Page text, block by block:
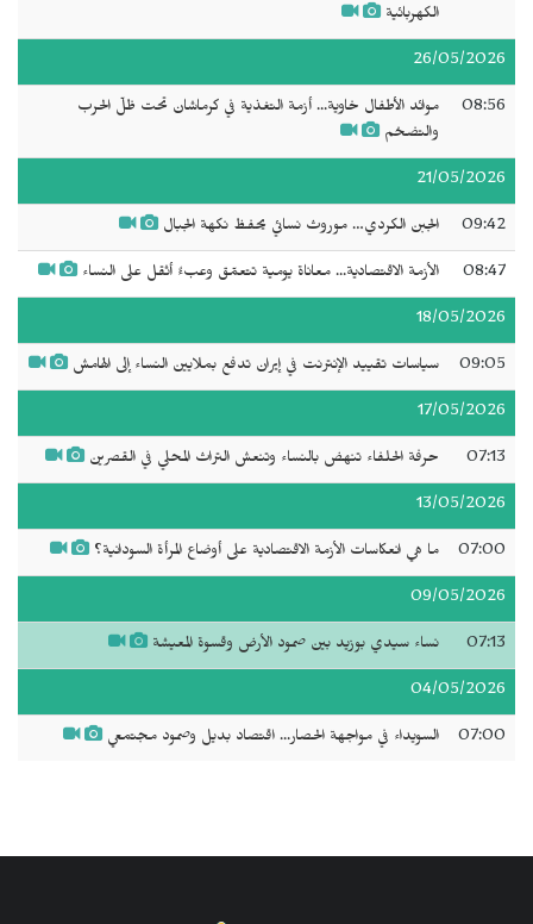
الكهربائية
26/05/2026
08:56
موائد الأطفال خاوية... أزمة التغذية في كرماشان تحت ظلّ الحرب
والتضخم
21/05/2026
09:42 الجبن الكردي… موروث نسائي يحفظ نكهة الجبال
08:47 الأزمة الاقتصادية... معاناة يومية تتعمّق وعبءٌ أثقل على النساء
18/05/2026
09:05 سياسات تقييد الإنترنت في إيران تدفع بملايين النساء إلى الهامش
17/05/2026
07:13 حرفة الحلفاء تنهض بالنساء وتنعش التراث المحلي في القصرين
13/05/2026
07:00 ما هي انعكاسات الأزمة الاقتصادية على أوضاع المرأة السودانية؟
09/05/2026
07:13 نساء سيدي بوزيد بين صمود الأرض وقسوة المعيشة
04/05/2026
07:00 السويداء في مواجهة الحصار... اقتصاد بديل وصمود مجتمعي